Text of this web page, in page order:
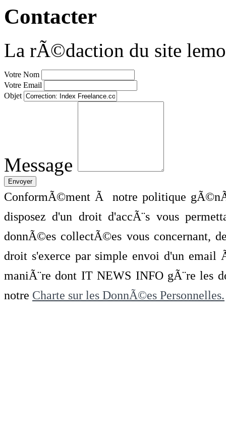
Contacter
La rÃ©daction du site
Votre Nom
Votre Email
Objet
Message
ConformÃ©ment Ã notre politique
disposez d'un droit d'accÃ¨s vous
donnÃ©es collectÃ©es vous concernant,
droit s'exerce par simple envoi d'un
maniÃ¨re dont IT NEWS INFO gÃ¨re les
notre Charte sur les DonnÃ©es Personnelles.